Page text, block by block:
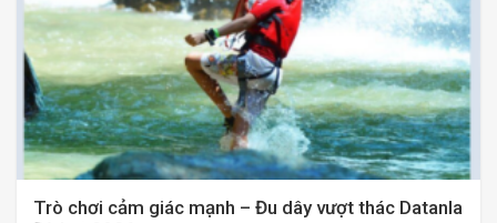
Trò chơi cảm giác mạnh – Đu dây vượt thác Datanla